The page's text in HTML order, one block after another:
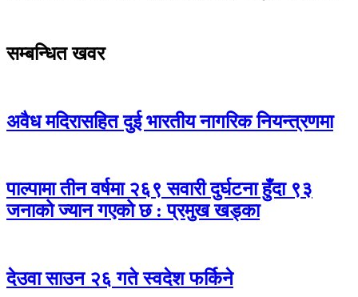
सम्बन्धित खवर
अवैध मदिरासहित दुई भारतीय नागरिक नियन्त्रणमा
पाल्पामा तीन वर्षमा २६९ सवारी दुर्घटना हुँदा ९३
जनाको ज्यान गएको छ : प्रमुख खड्का
देउवा साउन २६ गते स्वदेश फर्किने